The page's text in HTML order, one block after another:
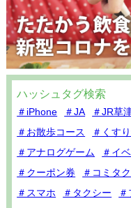
ハッシュタグ検索
＃iPhone ＃JA ＃JR草
＃お散歩コース
＃くす
＃アナログゲーム
＃イ
＃クーポン券
＃コミタク
＃スマホ
＃タクシー